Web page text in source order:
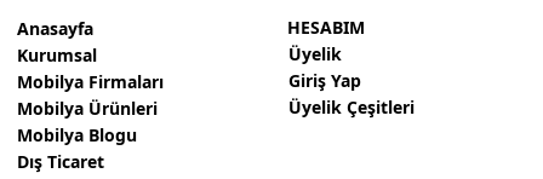
Makam Takımları
Toplantı Masası
Kiler Yüklük
Giyinme Odası
Anasayfa
Kurumsal
Mobilya Firmaları
Mobilya Ürünleri
Mobilya Blogu
Dış Ticaret
HESABIM
Üyelik
Giriş Yap
Üyelik Çeşitleri